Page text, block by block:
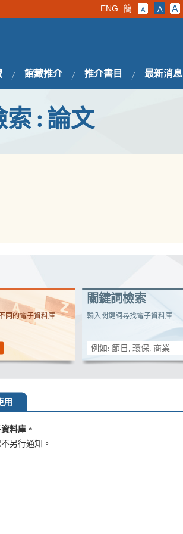
ENG 簡 A A A
館藏推介 推介書目 最新消息
: 論文
同的電子資料庫
關鍵詞檢索
輸入關鍵詞尋找電子資料庫
用
料庫。
另行通知。